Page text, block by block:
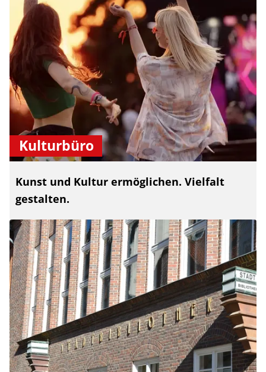
Kulturbüro
Kunst und Kultur ermöglichen. Vielfalt
gestalten.